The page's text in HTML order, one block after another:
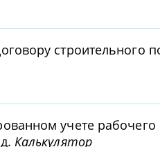
строительного
учете
Калькулятор